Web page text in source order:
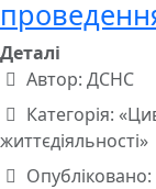
Деталі
Автор: ДСНС
Категорія:
життєдіяльності»